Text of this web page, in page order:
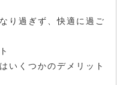
り過ぎず、快適に過ご
いくつかのデメリット